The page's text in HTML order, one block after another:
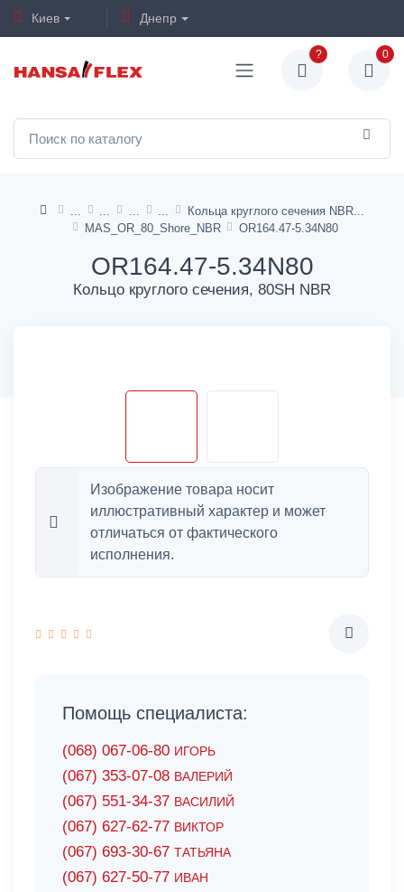
Киев Днепр
? 0
Кольца круглого сечения NBR
MAS_OR_80_Shore_NBR
OR164.47-5.34N80
OR164.47-5.34N80
Кольцо круглого сечения, 80SH NBR
Изображение товара носит
иллюстративный характер и может
отличаться от фактического
исполнения.
Помощь специалиста:
(068) 067-06-80 ИГОРЬ
(067) 353-07-08 ВАЛЕРИЙ
(067) 551-34-37 ВАСИЛИЙ
(067) 627-62-77 ВИКТОР
(067) 693-30-67 ТАТЬЯНА
(067) 627-50-77 ИВАН